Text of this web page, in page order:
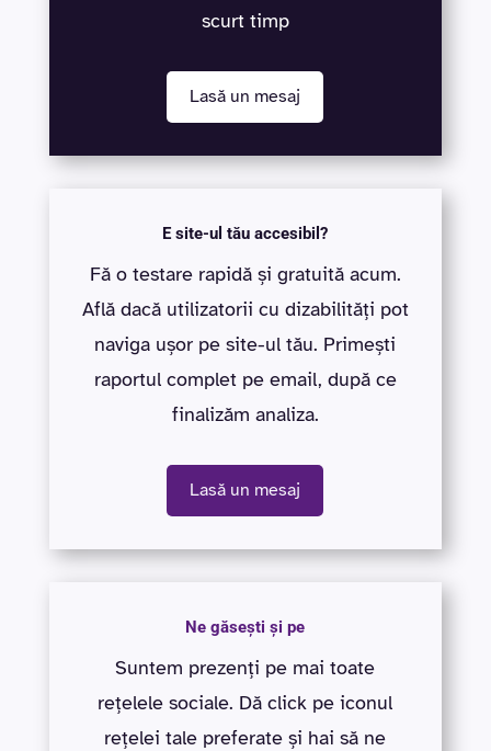
scurt timp
Lasă un mesaj
E site-ul tău accesibil?
Fă o testare rapidă și gratuită acum.
Află dacă utilizatorii cu dizabilități pot
naviga ușor pe site-ul tău. Primești
raportul complet pe email, după ce
finalizăm analiza.
Lasă un mesaj
Ne găsești și pe
Suntem prezenți pe mai toate
rețelele sociale. Dă click pe iconul
rețelei tale preferate și hai să ne